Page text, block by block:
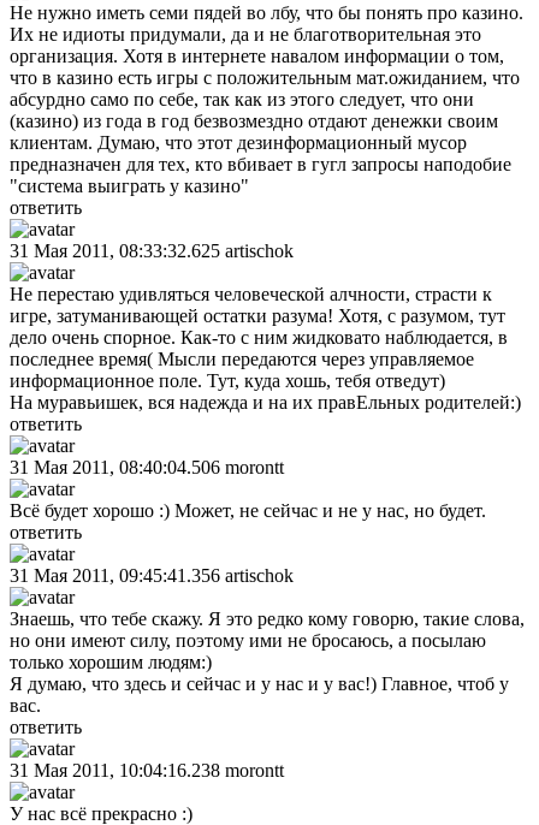
Не нужно иметь семи пядей во лбу, что бы понять про казино.
Их не идиоты придумали, да и не благотворительная это
организация. Хотя в интернете навалом информации о том,
что в казино есть игры с положительным мат.ожиданием, что
абсурдно само по себе, так как из этого следует, что они
(казино) из года в год безвозмездно отдают денежки своим
клиентам. Думаю, что этот дезинформационный мусор
предназначен для тех, кто вбивает в гугл запросы наподобие
"система выиграть у казино"
ответить
31 Мая 2011, 08:33:32.625 artischok
Не перестаю удивляться человеческой алчности, страсти к
игре, затуманивающей остатки разума! Хотя, с разумом, тут
дело очень спорное. Как-то с ним жидковато наблюдается, в
последнее время( Мысли передаются через управляемое
информационное поле. Тут, куда хошь, тебя отведут)
На муравьишек, вся надежда и на их правЕльных родителей:)
ответить
31 Мая 2011, 08:40:04.506 morontt
Всё будет хорошо :) Может, не сейчас и не у нас, но будет.
ответить
31 Мая 2011, 09:45:41.356 artischok
Знаешь, что тебе скажу. Я это редко кому говорю, такие слова,
но они имеют силу, поэтому ими не бросаюсь, а посылаю
только хорошим людям:)
Я думаю, что здесь и сейчас и у нас и у вас!) Главное, чтоб у
вас.
ответить
31 Мая 2011, 10:04:16.238 morontt
У нас всё прекрасно :)